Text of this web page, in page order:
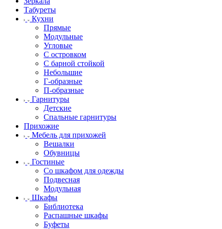
Табуреты
Кухни
Прямые
Модульные
Угловые
С островком
С барной стойкой
Небольшие
Г-образные
П-образные
Гарнитуры
Детские
Спальные гарнитуры
Прихожие
Мебель для прихожей
Вешалки
Обувницы
Гостиные
Со шкафом для одежды
Подвесная
Модульная
Шкафы
Библиотека
Распашные шкафы
Буфеты